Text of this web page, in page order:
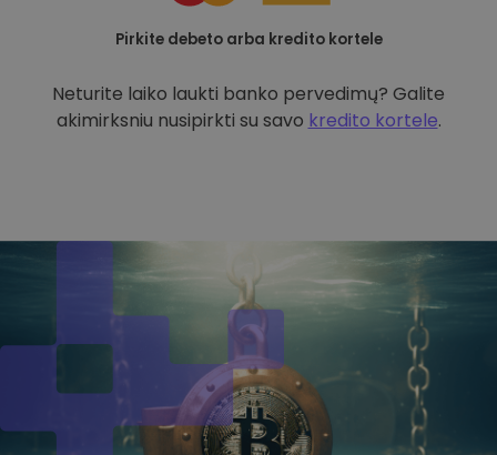
Pirkite debeto arba kredito kortele
Neturite laiko laukti banko pervedimų? Galite
akimirksniu nusipirkti su savo kredito kortele.